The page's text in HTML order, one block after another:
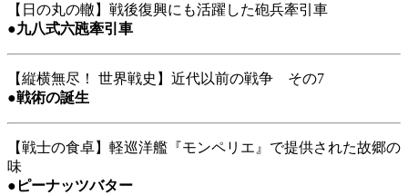
【日の丸の轍】戦後復興にも活躍した砲兵牽引車
●九八式六瓲牽引車
【縦横無尽！ 世界戦史】近代以前の戦争 その7
●戦術の誕生
【戦士の食卓】軽巡洋艦『モンペリエ』で提供された故郷の
味
● ピーナッツバター